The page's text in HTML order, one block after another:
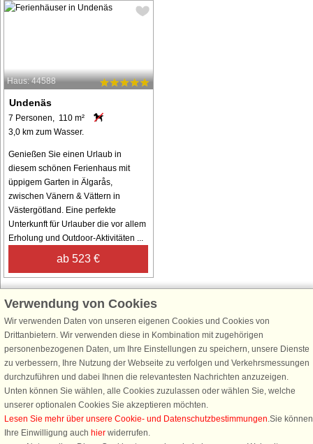
Haus: 44588
Undenäs
7 Personen, 110 m²
3,0 km zum Wasser.
Genießen Sie einen Urlaub in
diesem schönen Ferienhaus mit
üppigem Garten in Älgarås,
zwischen Vänern & Vättern in
Västergötland. Eine perfekte
Unterkunft für Urlauber die vor allem
Erholung und Outdoor-Aktivitäten ...
ab 523 €
Schließen Sie sich 100.000 Ferienhaus-Fans an
Erhalten Sie einen Willkommensgutschein von 25 €für Ihren nächsten
Ferienhausurlaub - melden Sie sich einfach für den DanCenter Newsletter
an. Verpassen Sie nie wieder exklusive Angebote, Gewinnspiele und
Urlaubstipps!
Verwendung von Cookies
Wir verwenden Daten von unseren eigenen Cookies und Cookies von
Drittanbietern. Wir verwenden diese in Kombination mit zugehörigen
personenbezogenen Daten, um Ihre Einstellungen zu speichern, unsere Dienste
zu verbessern, Ihre Nutzung der Webseite zu verfolgen und Verkehrsmessungen
durchzuführen und dabei Ihnen die relevantesten Nachrichten anzuzeigen.
Unten können Sie wählen, alle Cookies zuzulassen oder wählen Sie, welche
unserer optionalen Cookies Sie akzeptieren möchten.
Lesen Sie mehr über unsere Cookie- und Datenschutzbestimmungen.Sie können
Ihre Einwilligung auch hier widerrufen.